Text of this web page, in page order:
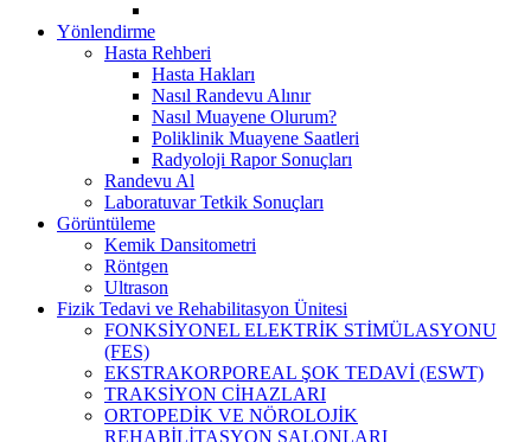
Yönlendirme
Hasta Rehberi
Hasta Hakları
Nasıl Randevu Alınır
Nasıl Muayene Olurum?
Poliklinik Muayene Saatleri
Radyoloji Rapor Sonuçları
Randevu Al
Laboratuvar Tetkik Sonuçları
Görüntüleme
Kemik Dansitometri
Röntgen
Ultrason
Fizik Tedavi ve Rehabilitasyon Ünitesi
FONKSİYONEL ELEKTRİK STİMÜLASYONU
(FES)
EKSTRAKORPOREAL ŞOK TEDAVİ (ESWT)
TRAKSİYON CİHAZLARI
ORTOPEDİK VE NÖROLOJİK
REHABİLİTASYON SALONLARI